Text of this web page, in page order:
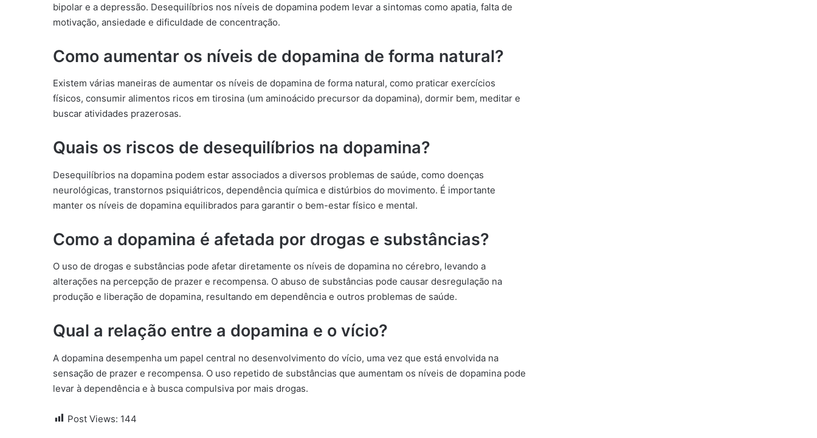
bipolar e a depressão. Desequilíbrios nos níveis de dopamina podem levar a sintomas como apatia, falta de
motivação, ansiedade e dificuldade de concentração.
Como aumentar os níveis de dopamina de forma natural?
Existem várias maneiras de aumentar os níveis de dopamina de forma natural, como praticar exercícios
físicos, consumir alimentos ricos em tirosina (um aminoácido precursor da dopamina), dormir bem, meditar e
buscar atividades prazerosas.
Quais os riscos de desequilíbrios na dopamina?
Desequilíbrios na dopamina podem estar associados a diversos problemas de saúde, como doenças
neurológicas, transtornos psiquiátricos, dependência química e distúrbios do movimento. É importante
manter os níveis de dopamina equilibrados para garantir o bem-estar físico e mental.
Como a dopamina é afetada por drogas e substâncias?
O uso de drogas e substâncias pode afetar diretamente os níveis de dopamina no cérebro, levando a
alterações na percepção de prazer e recompensa. O abuso de substâncias pode causar desregulação na
produção e liberação de dopamina, resultando em dependência e outros problemas de saúde.
Qual a relação entre a dopamina e o vício?
A dopamina desempenha um papel central no desenvolvimento do vício, uma vez que está envolvida na
sensação de prazer e recompensa. O uso repetido de substâncias que aumentam os níveis de dopamina pode
levar à dependência e à busca compulsiva por mais drogas.
Post Views: 144